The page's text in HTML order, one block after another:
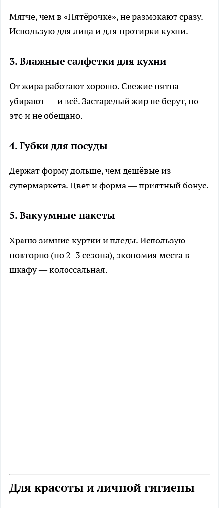
Мягче, чем в «Пятёрочке», не размокают сразу.
Использую для лица и для протирки кухни.
3. Влажные салфетки для кухни
От жира работают хорошо. Свежие пятна
убирают — и всё. Застарелый жир не берут, но
это и не обещано.
4. Губки для посуды
Держат форму дольше, чем дешёвые из
супермаркета. Цвет и форма — приятный бонус.
5. Вакуумные пакеты
Храню зимние куртки и пледы. Использую
повторно (по 2–3 сезона), экономия места в
шкафу — колоссальная.
Для красоты и личной гигиены